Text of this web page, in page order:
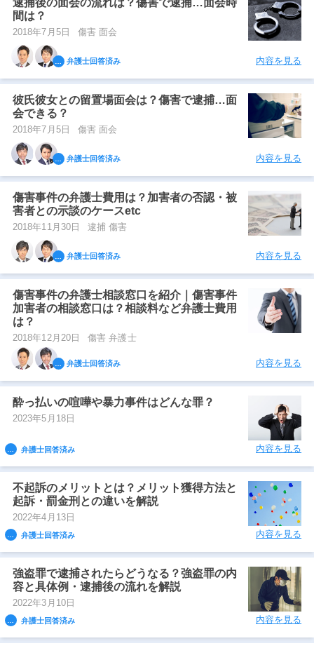
逮捕後の面会の流れは？傷害で逮捕…面会時
間は？
2018年7月5日 傷害 面会
弁護士回答済み 内容を見る
彼氏彼女との留置場面会は？傷害で逮捕…面
会できる？
2018年7月5日 傷害 面会
弁護士回答済み 内容を見る
傷害事件の弁護士費用は？加害者の否認・被
害者との示談のケースetc
2018年11月30日 逮捕 傷害
弁護士回答済み 内容を見る
傷害事件の弁護士相談窓口を紹介｜傷害事件
加害者の相談窓口は？相談料など弁護士費用
は？
2018年12月20日 傷害 弁護士
弁護士回答済み 内容を見る
酔っ払いの喧嘩や暴力事件はどんな罪？
2023年5月18日
弁護士回答済み 内容を見る
不起訴のメリットとは？メリット獲得方法と
起訴・罰金刑との違いを解説
2022年4月13日
弁護士回答済み 内容を見る
強盗罪で逮捕されたらどうなる？強盗罪の内
容と具体例・逮捕後の流れを解説
2022年3月10日
弁護士回答済み 内容を見る